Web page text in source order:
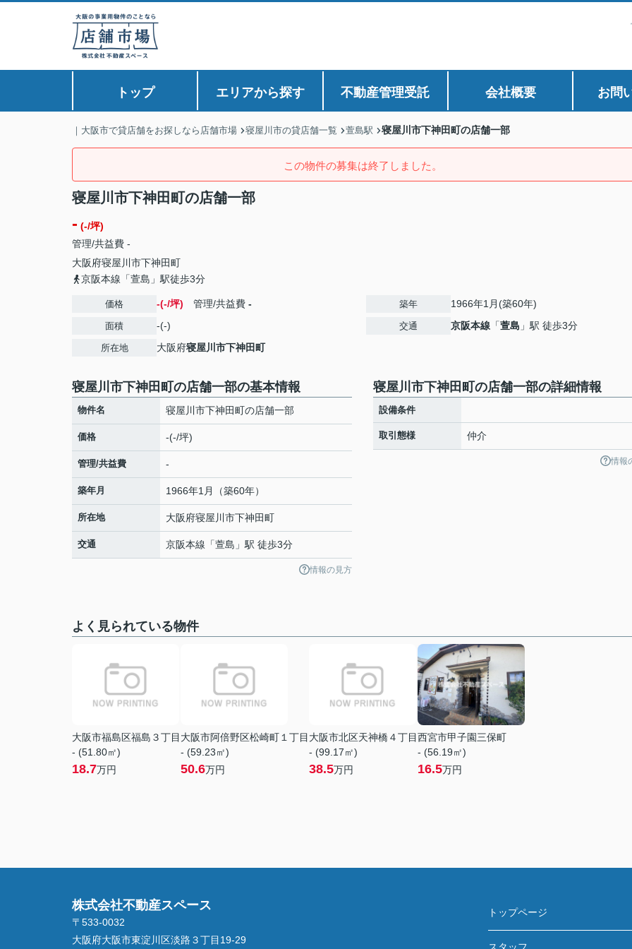
トップ エリアから探す 不動産管理受託 会社概要 お問
｜大阪市で貸店舗をお探しなら店舗市場 寝屋川市の貸店舗一覧 萱島駅 寝屋川市下神田町の店舗一部
この物件の募集は終了しました。
寝屋川市下神田町の店舗一部
- (-/坪)
管理/共益費 -
大阪府寝屋川市下神田町
京阪本線「萱島」駅徒歩3分
価格 -(-/坪) 管理/共益費 -
面積 -(-)
所在地 大阪府寝屋川市下神田町
築年 1966年1月(築60年)
交通 京阪本線 「萱島 」駅 徒歩3分
寝屋川市下神田町の店舗一部の基本情報
物件名 寝屋川市下神田町の店舗一部
価格 -(-/坪)
管理/共益費 -
築年月 1966年1月（築60年）
所在地 大阪府寝屋川市下神田町
交通 京阪本線 「萱島 」駅 徒歩3分
情報の見方
寝屋川市下神田町の店舗一部の詳細情報
設備条件
取引態様 仲介
情報
よく見られている物件
大阪市福島区福島３丁目
- (51.80㎡)
18.7万円
大阪市阿倍野区松崎町１丁目
- (59.23㎡)
50.6万円
大阪市北区天神橋４丁目
- (99.17㎡)
38.5万円
西宮市甲子園三保町
- (56.19㎡)
16.5万円
株式会社不動産スペース
〒533-0032
大阪府大阪市東淀川区淡路３丁目19-29
トップページ